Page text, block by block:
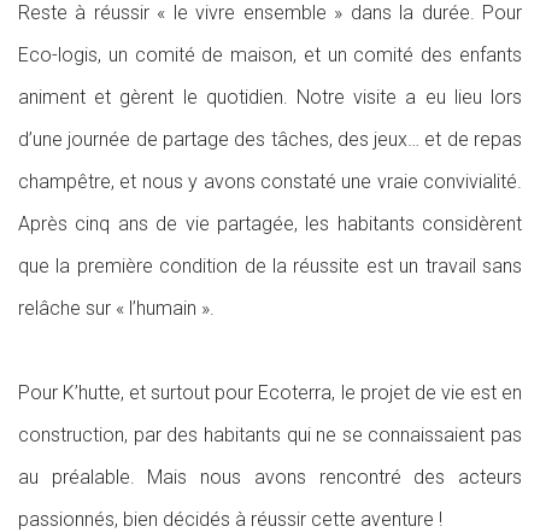
Reste à réussir « le vivre ensemble » dans la durée. Pour
Eco-logis, un comité de maison, et un comité des enfants
animent et gèrent le quotidien. Notre visite a eu lieu lors
d’une journée de partage des tâches, des jeux… et de repas
champêtre, et nous y avons constaté une vraie convivialité.
Après cinq ans de vie partagée, les habitants considèrent
que la première condition de la réussite est un travail sans
relâche sur « l’humain ».
Pour K’hutte, et surtout pour Ecoterra, le projet de vie est en
construction, par des habitants qui ne se connaissaient pas
au préalable. Mais nous avons rencontré des acteurs
passionnés, bien décidés à réussir cette aventure !